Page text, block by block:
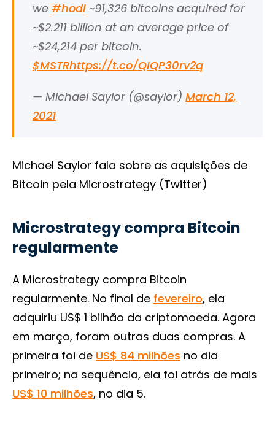
we #hodl ~91,326 bitcoins acquired for
~$2.211 billion at an average price of
~$24,214 per bitcoin.
$MSTRhttps://t.co/QIQP30rv2q
— Michael Saylor (@saylor) March 12,
2021
Michael Saylor fala sobre as aquisições de
Bitcoin pela Microstrategy (Twitter)
Microstrategy compra Bitcoin
regularmente
A Microstrategy compra Bitcoin
regularmente. No final de fevereiro, ela
adquiriu US$ 1 bilhão da criptomoeda. Agora
em março, foram outras duas compras. A
primeira foi de US$ 84 milhões no dia
primeiro; na sequência, ela foi atrás de mais
US$ 10 milhões, no dia 5.